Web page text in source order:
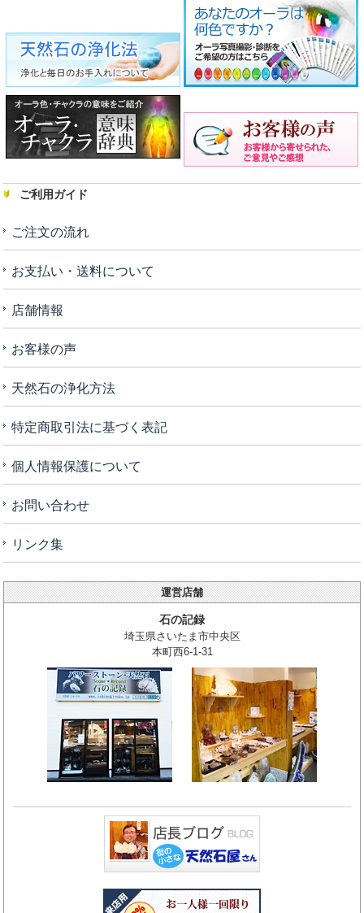
ご利用ガイド
ご注文の流れ
お支払い・送料について
店舗情報
お客様の声
天然石の浄化方法
特定商取引法に基づく表記
個人情報保護について
お問い合わせ
リンク集
運営店舗
石の記録
埼玉県さいたま市中央区
本町西6-1-31